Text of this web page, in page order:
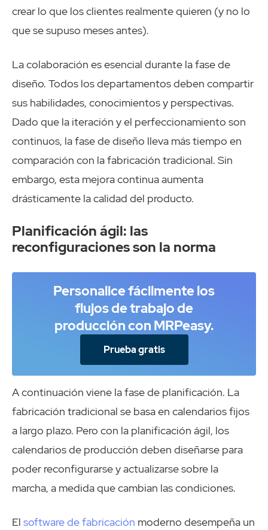
crear lo que los clientes realmente quieren (y no lo
que se supuso meses antes).
La colaboración es esencial durante la fase de
diseño. Todos los departamentos deben compartir
sus habilidades, conocimientos y perspectivas.
Dado que la iteración y el perfeccionamiento son
continuos, la fase de diseño lleva más tiempo en
comparación con la fabricación tradicional. Sin
embargo, esta mejora continua aumenta
drásticamente la calidad del producto.
Planificación ágil: las
reconfiguraciones son la norma
Personalice fácilmente los
flujos de trabajo de
producción con MRPeasy.
Prueba gratis
A continuación viene la fase de planificación. La
fabricación tradicional se basa en calendarios fijos
a largo plazo. Pero con la planificación ágil, los
calendarios de producción deben diseñarse para
poder reconfigurarse y actualizarse sobre la
marcha, a medida que cambian las condiciones.
El software de fabricación moderno desempeña un